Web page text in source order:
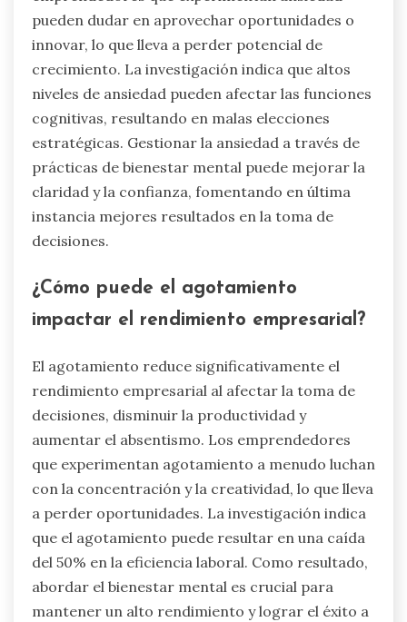
pueden dudar en aprovechar oportunidades o
innovar, lo que lleva a perder potencial de
crecimiento. La investigación indica que altos
niveles de ansiedad pueden afectar las funciones
cognitivas, resultando en malas elecciones
estratégicas. Gestionar la ansiedad a través de
prácticas de bienestar mental puede mejorar la
claridad y la confianza, fomentando en última
instancia mejores resultados en la toma de
decisiones.
¿Cómo puede el agotamiento
impactar el rendimiento empresarial?
El agotamiento reduce significativamente el
rendimiento empresarial al afectar la toma de
decisiones, disminuir la productividad y
aumentar el absentismo. Los emprendedores
que experimentan agotamiento a menudo luchan
con la concentración y la creatividad, lo que lleva
a perder oportunidades. La investigación indica
que el agotamiento puede resultar en una caída
del 50% en la eficiencia laboral. Como resultado,
abordar el bienestar mental es crucial para
mantener un alto rendimiento y lograr el éxito a